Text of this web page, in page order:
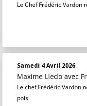
Le Chef Frédéric Vardon
Samedi 4 Avril 2026
Maxime Lledo avec
Le chef Frédéric Vardon
pois